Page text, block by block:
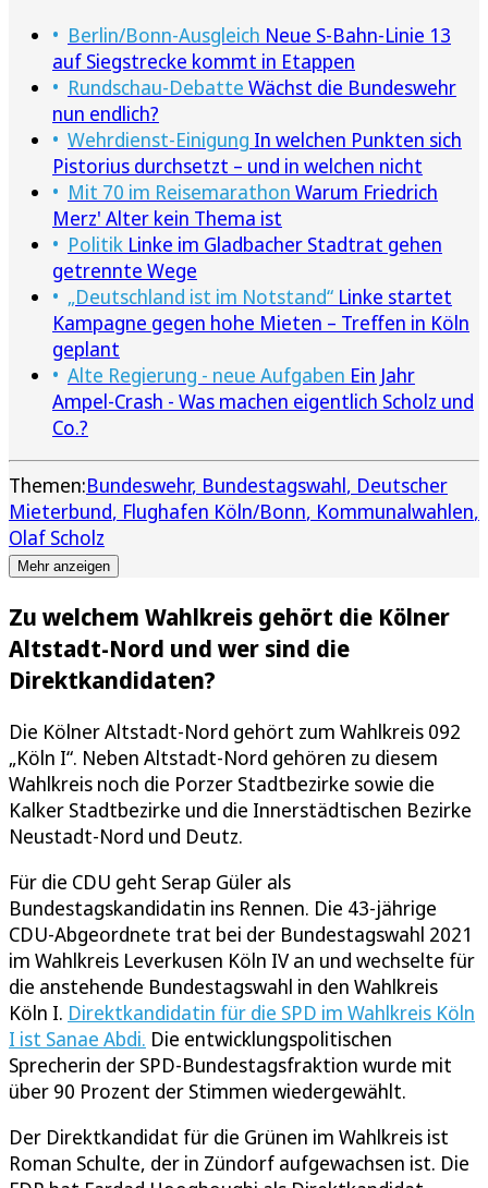
Berlin/Bonn-Ausgleich Neue S-Bahn-Linie 13
auf Siegstrecke kommt in Etappen
Rundschau-Debatte Wächst die Bundeswehr
nun endlich?
Wehrdienst-Einigung In welchen Punkten sich
Pistorius durchsetzt – und in welchen nicht
Mit 70 im Reisemarathon Warum Friedrich
Merz' Alter kein Thema ist
Politik Linke im Gladbacher Stadtrat gehen
getrennte Wege
„Deutschland ist im Notstand“ Linke startet
Kampagne gegen hohe Mieten – Treffen in Köln
geplant
Alte Regierung - neue Aufgaben Ein Jahr
Ampel-Crash - Was machen eigentlich Scholz und
Co.?
Themen:Bundeswehr Bundestagswahl Deutscher
Mieterbund Flughafen Köln/Bonn Kommunalwahlen
Olaf Scholz
Mehr anzeigen
Zu welchem Wahlkreis gehört die Kölner
Altstadt-Nord und wer sind die
Direktkandidaten?
Die Kölner Altstadt-Nord gehört zum Wahlkreis 092
„Köln I“. Neben Altstadt-Nord gehören zu diesem
Wahlkreis noch die Porzer Stadtbezirke sowie die
Kalker Stadtbezirke und die Innerstädtischen Bezirke
Neustadt-Nord und Deutz.
Für die CDU geht Serap Güler als
Bundestagskandidatin ins Rennen. Die 43-jährige
CDU-Abgeordnete trat bei der Bundestagswahl 2021
im Wahlkreis Leverkusen Köln IV an und wechselte für
die anstehende Bundestagswahl in den Wahlkreis
Köln I. Direktkandidatin für die SPD im Wahlkreis Köln
I ist Sanae Abdi. Die entwicklungspolitischen
Sprecherin der SPD-Bundestagsfraktion wurde mit
über 90 Prozent der Stimmen wiedergewählt.
Der Direktkandidat für die Grünen im Wahlkreis ist
Roman Schulte, der in Zündorf aufgewachsen ist. Die